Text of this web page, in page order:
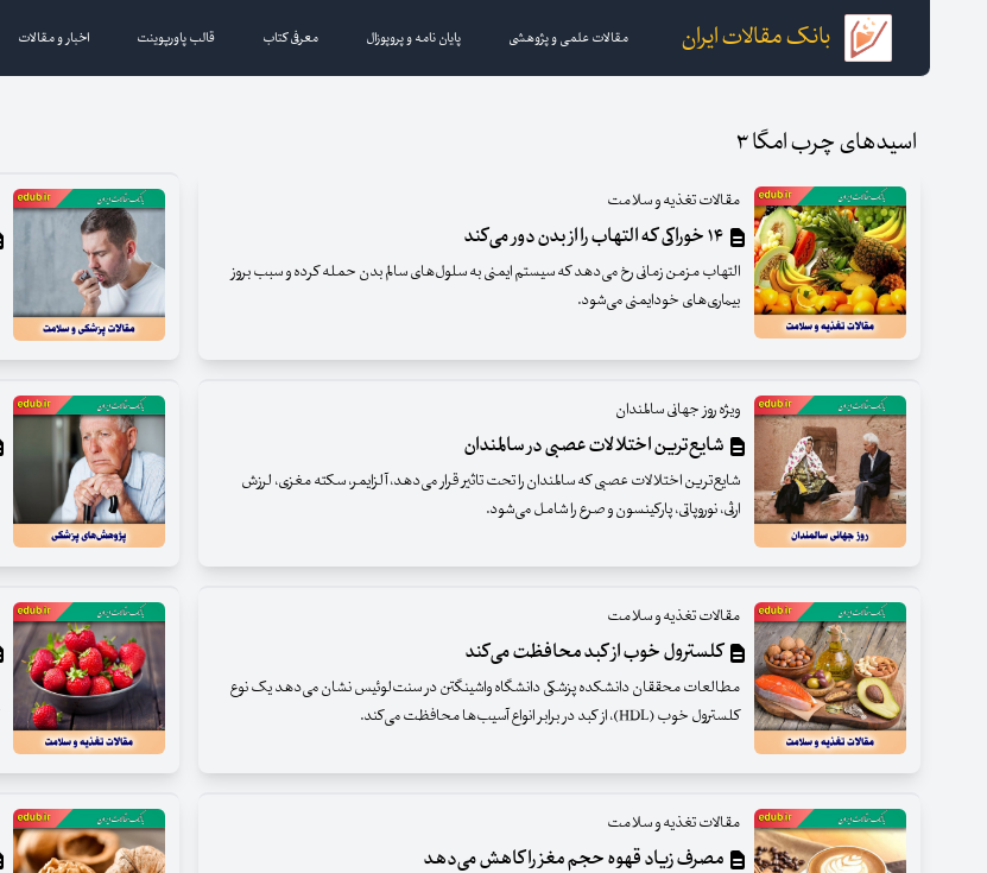
بانک مقالات ایران مقالات علمی و پژوهشی پایان نامه و پروپوزال معرفی کتاب قالب پاورپوینت اخبار و مقالات
اسیدهای چرب امگا ۳
مقالات تغذیه و سلامت
التهاب مزمن زمانی رخ می‌دهد که سیستم ایمنی به سلول‌های سالم بدن حمله کرده و سبب بروز
بیماری‌های خودایمنی می‌شود.
ویژه روز جهانی سالمندان
شایع‌ترین اختلالات عصبی در سالمندان
شایع‌ترین اختلالات عصبی که سالمندان را تحت تاثیر قرار می‌دهد، آلزایمر، سکته مغزی، لرزش
ارثی، نوروپاتی، پارکینسون و صرع را شامل می‌شود.
مقالات تغذیه و سلامت
کلسترول خوب از کبد محافظت می‌کند
مطالعات محققان دانشکده پزشکی دانشگاه واشینگتن در سنت‌لوئیس نشان می‌دهد یک نوع
کلسترول خوب (HDL)، از کبد در برابر انواع آسیب‌ها محافظت می‌کند.
مقالات تغذیه و سلامت
مصرف زیاد قهوه حجم مغز را کاهش می‌دهد